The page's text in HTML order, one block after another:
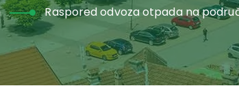
Raspored odvoza otpada na